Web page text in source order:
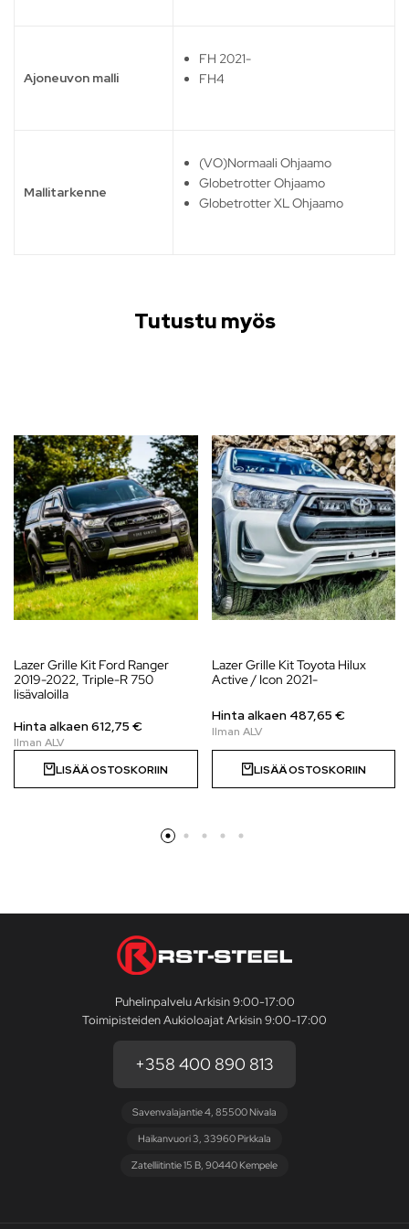
Ajoneuvon malli
FH 2021-
FH4
Mallitarkenne
(VO)Normaali Ohjaamo
Globetrotter Ohjaamo
Globetrotter XL Ohjaamo
Tutustu myös
Lazer Grille Kit Ford Ranger
2019-2022, Triple-R 750
lisävaloilla
Hinta alkaen612,75 €
LISÄÄ OSTOSKORIIN
Lazer Grille Kit Toyota Hilux
Active / Icon 2021-
Hinta alkaen 487,65 €
LISÄÄ OSTOSKORIIN
Puhelinpalvelu Arkisin 9:00-17:00
Toimipisteiden Aukioloajat Arkisin 9:00-17:00
+358 400 890 813
Savenvalajantie 4, 85500 Nivala
Haikanvuori 3, 33960 Pirkkala
Zatelliitintie 15 B, 90440 Kempele